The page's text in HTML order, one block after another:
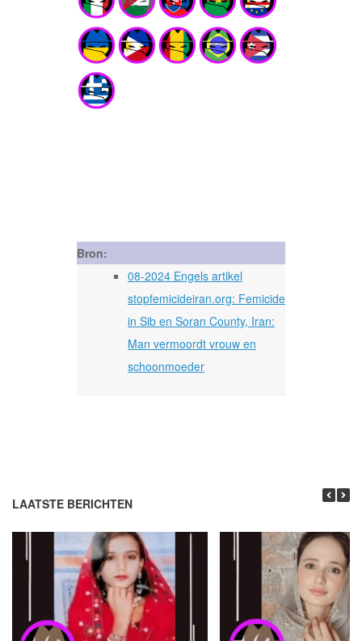
Bron:
08-2024 Engels artikel
stopfemicideiran.org: Femicide
in Sib en Soran County, Iran:
Man vermoordt vrouw en
schoonmoeder
LAATSTE BERICHTEN